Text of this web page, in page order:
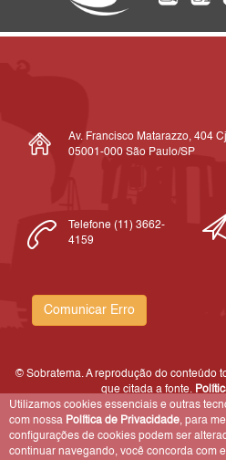
Av. Francisco Matarazzo, 404
05001-000 São Paulo/SP
Telefone (11) 3662-
4159
Comunicar Erro
© Sobratema. A reprodução do conteúdo
que citada a fonte.
Utilizamos cookies essenciais e outras
com nossa Política de Privacidade, para
configurações de cookies podem ser
continuar navegando, você concorda com